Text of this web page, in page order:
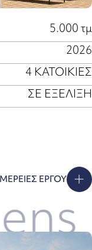
5.000 τμ
2026
4 ΚΑΤΟΙΚΙΕΣ
ΣΕ ΕΞΕΛΙΞΗ
ΕΡΓΟΥ